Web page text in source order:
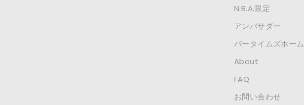
N.B.A.限定
アンバサダー
バータイムズホーム
About
FAQ
お問い合わせ